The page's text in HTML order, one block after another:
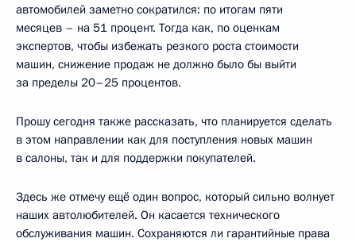
автомобилей заметно сократился: по итогам пяти
месяцев – на 51 процент. Тогда как, по оценкам
экспертов, чтобы избежать резкого роста стоимости
машин, снижение продаж не должно было бы выйти
за пределы 20–25 процентов.
Прошу сегодня также рассказать, что планируется сделать
в этом направлении как для поступления новых машин
в салоны, так и для поддержки покупателей.
Здесь же отмечу ещё один вопрос, который сильно волнует
наших автолюбителей. Он касается технического
обслуживания машин. Сохраняются ли гарантийные права